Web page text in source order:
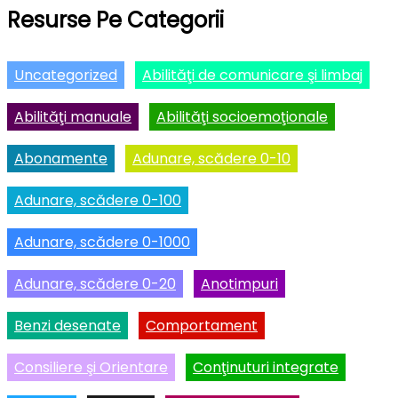
Resurse Pe Categorii
Uncategorized Abilităţi de comunicare şi limbaj
Abilităţi manuale Abilităţi socioemoţionale
Abonamente Adunare, scădere 0-10
Adunare, scădere 0-100
Adunare, scădere 0-1000
Adunare, scădere 0-20 Anotimpuri
Benzi desenate Comportament
Consiliere şi Orientare Conţinuturi integrate